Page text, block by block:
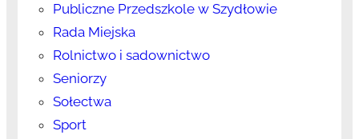
Publiczne Przedszkole w Szydłowie
Rada Miejska
Rolnictwo i sadownictwo
Seniorzy
Sołectwa
Sport